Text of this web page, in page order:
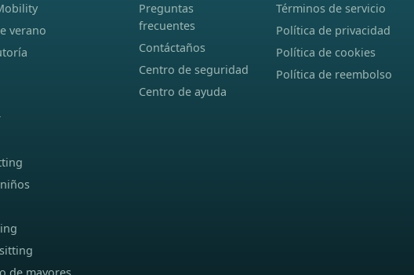
verano
Preguntas
frecuentes
Contáctaños
Centro de seguridad
Centro de ayuda
Términos de servicio
Política de privacidad
Política de cookies
Política de reembolso